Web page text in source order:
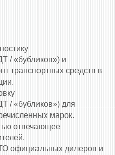
/ «бубликов») и
транспортных средств в
/ «бубликов») для
марок.
отвечающее
официальных дилеров и